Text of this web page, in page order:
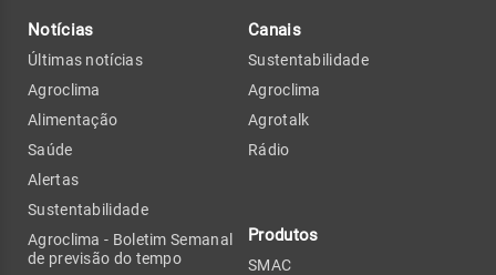
Notícias
Últimas notícias
Agroclima
Alimentação
Saúde
Alertas
Sustentabilidade
Agroclima - Boletim Semanal
de previsão do tempo
Canais
Sustentabilidade
Agroclima
Agrotalk
Rádio
Produtos
SMAC